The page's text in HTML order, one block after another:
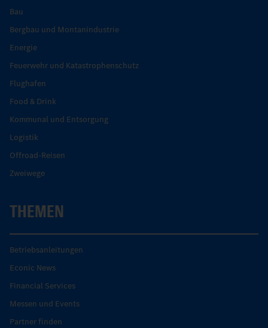
Bau
Bergbau und Montanindustrie
Energie
Feuerwehr und Katastrophenschutz
Flughafen
Food & Drink
Kommunal und Entsorgung
Logistik
Offroad-Reisen
Zweiwege
THEMEN
Betriebsanleitungen
Econic News
Financial Services
Messen und Events
Partner finden